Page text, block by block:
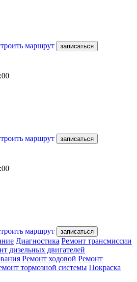
маршрут записаться
маршрут записаться
маршрут записаться
Диагностика Ремонт трансмиссии
дизельных двигателей
Ремонт ходовой Ремонт
тормозной системы Покраска